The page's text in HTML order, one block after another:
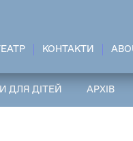
КОНТАКТИ
ДЛЯ ДІТЕЙ АРХІВ